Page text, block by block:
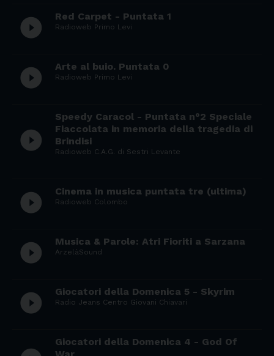
play_circle_filled Red Carpet - Puntata 1
Radioweb Primo Levi
play_circle_filled Arte al buio. Puntata 0
Radioweb Primo Levi
play_circle_filled
Speedy Caracol - Puntata n°2 Speciale
Fiaccolata in memoria della tragedia di
Brindisi
Radioweb C.A.G. di Sestri Levante
play_circle_filled Cinema in musica puntata tre (ultima)
Radioweb Colombo
play_circle_filled Musica & Parole: Atri Fioriti a Sarzana
ArzelàSound
play_circle_filled Giocatori della Domenica 5 - Skyrim
Radio Jeans Centro Giovani Chiavari
Giocatori della Domenica 4 - God Of